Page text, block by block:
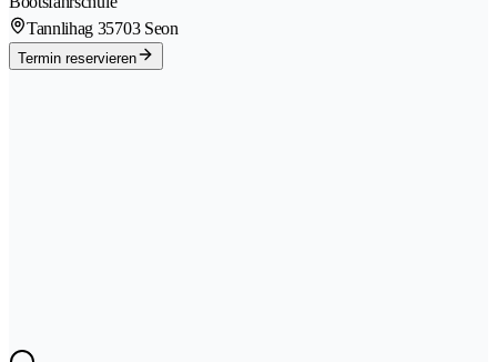
Tannlihag 35703 Seon
Termin reservieren